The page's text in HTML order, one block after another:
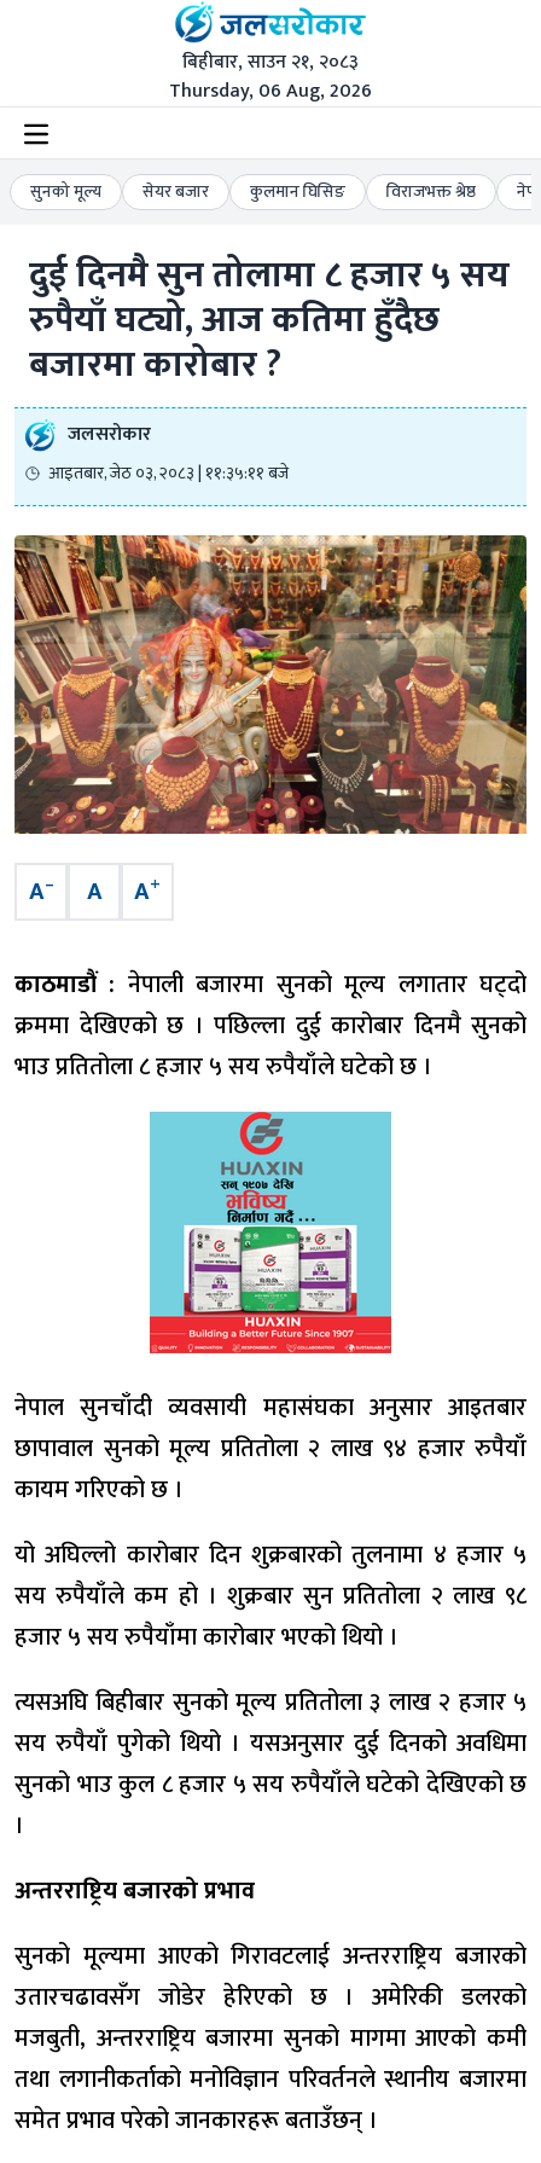
बिहीबार, साउन २१, २०८३
Thursday, 06 Aug, 2026
सुनको मूल्य सेयर बजार कुलमान घिसिङ विराजभक्त श्रेष्ठ
दुई दिनमै सुन तोलामा ८ हजार ५ सय
रुपैयाँ घट्यो, आज कतिमा हुँदैछ
बजारमा कारोबार ?
जलसरोकार
आइतबार, जेठ ०३, २०८३ | ११:३५:११ बजे
A– A A+
काठमाडौं : नेपाली बजारमा सुनको मूल्य लगातार घट्दो
क्रममा देखिएको छ । पछिल्ला दुई कारोबार दिनमै सुनको
भाउ प्रतितोला ८ हजार ५ सय रुपैयाँले घटेको छ ।
नेपाल सुनचाँदी व्यवसायी महासंघका अनुसार आइतबार
छापावाल सुनको मूल्य प्रतितोला २ लाख ९४ हजार रुपैयाँ
कायम गरिएको छ ।
यो अघिल्लो कारोबार दिन शुक्रबारको तुलनामा ४ हजार ५
सय रुपैयाँले कम हो । शुक्रबार सुन प्रतितोला २ लाख ९८
हजार ५ सय रुपैयाँमा कारोबार भएको थियो ।
त्यसअघि बिहीबार सुनको मूल्य प्रतितोला ३ लाख २ हजार ५
सय रुपैयाँ पुगेको थियो । यसअनुसार दुई दिनको अवधिमा
सुनको भाउ कुल ८ हजार ५ सय रुपैयाँले घटेको देखिएको छ
।
अन्तरराष्ट्रिय बजारको प्रभाव
सुनको मूल्यमा आएको गिरावटलाई अन्तरराष्ट्रिय बजारको
उतारचढावसँग जोडेर हेरिएको छ । अमेरिकी डलरको
मजबुती, अन्तरराष्ट्रिय बजारमा सुनको मागमा आएको कमी
तथा लगानीकर्ताको मनोविज्ञान परिवर्तनले स्थानीय बजारमा
समेत प्रभाव परेको जानकारहरू बताउँछन् ।